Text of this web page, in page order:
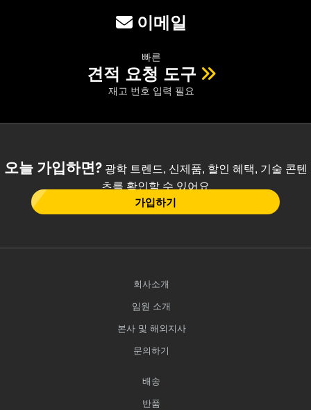
이메일
빠른
견적 요청 도구
재고 번호 입력 필요
오늘 가입하면?광학 트렌드, 신제품, 할인 혜택, 기술 콘텐
츠를 확인할 수 있어요
가입하기
회사소개
임원 소개
본사 및 해외지사
문의하기
배송
반품